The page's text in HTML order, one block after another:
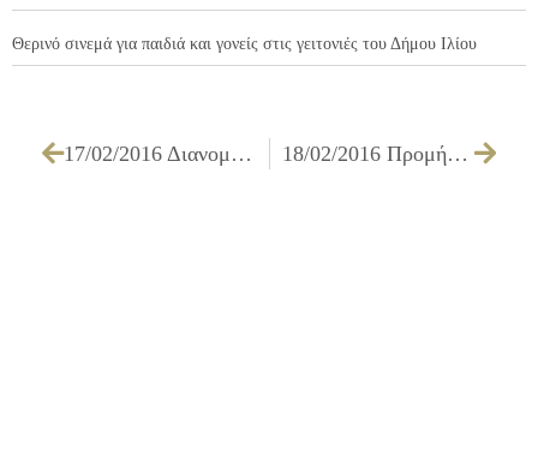
Θερινό σινεμά για παιδιά και γονείς στις γειτονιές του Δήμου Ιλίου
17/02/2016 Διανομή φρούτων στο πλαίσιο του Προγράμματος Επισιτιστικής Βοήθειας (ΤΕΒΑ) 18/02/2016 Προμήθεια υλικών συντήρησης πρασίνου